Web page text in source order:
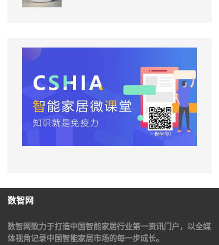
数智网
数智网致力于打造中国智能家居行业第一资讯门户，以全媒
体视角记录中国智能家居市场的每一步成长。